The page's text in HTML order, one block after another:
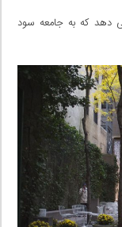
دهد که به جامعه سود